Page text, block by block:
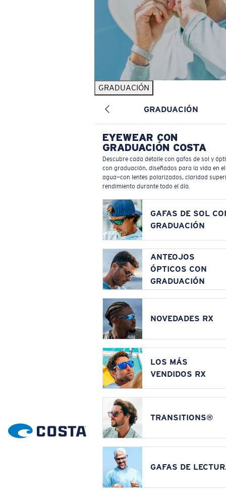
GRADUACIÓN
GRADUACIÓN
EYEWEAR CON
GRADUACIÓN COSTA
Descubre cada detalle con gafas de sol y
con graduación, diseñados para la vida en el
agua—con lentes polarizados, claridad
rendimiento durante todo el día.
GAFAS DE SOL
GRADUACIÓN
ANTEOJOS
ÓPTICOS CON
GRADUACIÓN
NOVEDADES RX
LOS MÁS
VENDIDOS RX
TRANSITIONS®
GAFAS DE